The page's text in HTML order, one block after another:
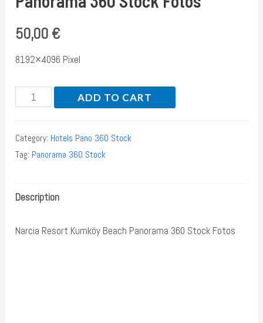
50,00 €
8192×4096 Pixel
Narcia
Beach
Stock
ADD TO CART
Category: Hotels Pano 360 Stock
Tag: Panorama 360 Stock
Description
Narcia Resort Kumköy Beach Panorama 360 Stock Fotos